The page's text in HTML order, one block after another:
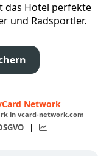
das Hotel perfekte
und Radsportler.
Network
in vcard-network.com
|